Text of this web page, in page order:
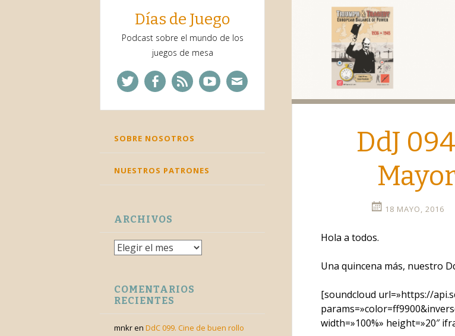
Días de Juego
Podcast sobre el mundo de los
juegos de mesa
SKIP
SOBRE NOSOTROS
NUESTROS PATRONES
ARCHIVOS
Archivos
COMENTARIOS
RECIENTES
mnkren DdC 099. Cine de buen rollo
DdJ
18 MAYO, 2016
Hola a todos.
Una quincena más, nuestro
[soundcloud url=»https://
width=»100%» height=»20″